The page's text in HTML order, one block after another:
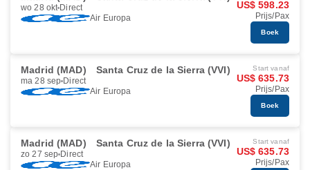
wo 28 okt Direct
Air Europa
US$ 598.23
Prijs/Pax
Boek
Madrid (MAD) Santa Cruz de la Sierra (VVI)
ma 28 sep Direct
Air Europa
Start vanaf
US$ 635.73
Prijs/Pax
Boek
Madrid (MAD) Santa Cruz de la Sierra (VVI)
zo 27 sep Direct
Air Europa
Start vanaf
US$ 635.73
Prijs/Pax